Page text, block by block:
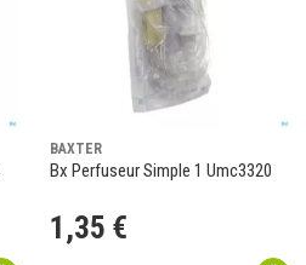
BAXTER
Bx Perfuseur Simple 1 Umc3320
1 ,35 €